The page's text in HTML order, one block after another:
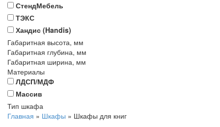
СтендМебель
ТЭКС
Хандис (Handis)
Габаритная высота, мм
Габаритная глубина, мм
Габаритная ширина, мм
Материалы
ЛДСП/МДФ
Массив
Тип шкафа
Главная » Шкафы » Шкафы для книг